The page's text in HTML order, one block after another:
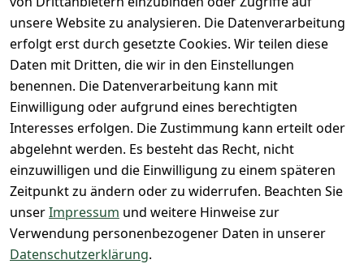
unsere Website zu analysieren. Die Datenverarbeitung
erfolgt erst durch gesetzte Cookies. Wir teilen diese
Daten mit Dritten, die wir in den Einstellungen
benennen. Die Datenverarbeitung kann mit
Einwilligung oder aufgrund eines berechtigten
Interesses erfolgen. Die Zustimmung kann erteilt oder
abgelehnt werden. Es besteht das Recht, nicht
einzuwilligen und die Einwilligung zu einem späteren
Zeitpunkt zu ändern oder zu widerrufen. Beachten Sie
unserImpressum und weitere Hinweise zur
Verwendung personenbezogener Daten in unserer
Datenschutzerklärung.
Widerrufsrec
ht
Vertrag
widerrufen
Rücksendeeti
kett drucken
(Inland)
FAQs - Häufig
gestellte
Fragen
Konfektionsgr
ößen
Lagerverkauf
- unser Laden
in Hannover
24/7 aktueller
Warenbestan
d
+ 95% aus
eigener
Herstellung
+ 60 Jahre
Geschäftserfa
hrung
Damen &
Herren
unsere
Gutscheine &
SALE
Whatsapp Nr.:
+49511676950
Lagerverkauf:
Ikarusallee